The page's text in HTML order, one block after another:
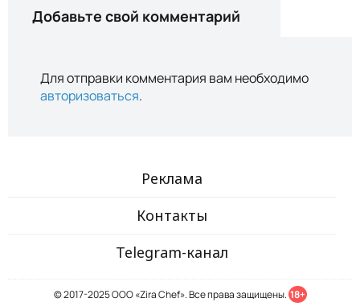
Добавьте свой комментарий
Для отправки комментария вам необходимо
авторизоваться.
Реклама
Контакты
Telegram-канал
© 2017-2025 ООО «Zira Chef». Все права защищены. 18+